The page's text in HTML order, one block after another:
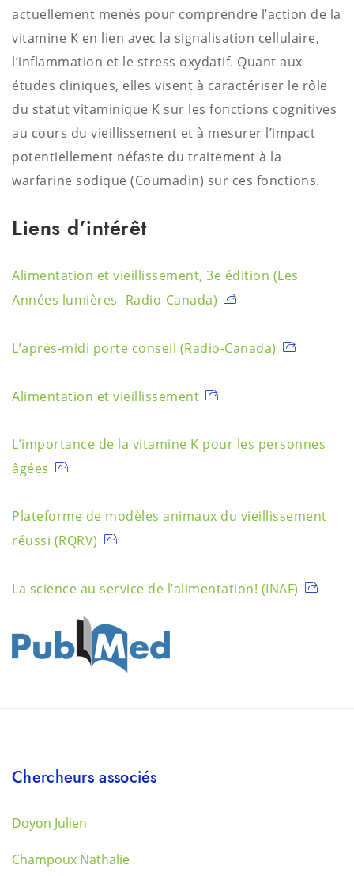
actuellement menés pour comprendre l’action de la
vitamine K en lien avec la signalisation cellulaire,
l’inflammation et le stress oxydatif. Quant aux
études cliniques, elles visent à caractériser le rôle
du statut vitaminique K sur les fonctions cognitives
au cours du vieillissement et à mesurer l’impact
potentiellement néfaste du traitement à la
warfarine sodique (Coumadin) sur ces fonctions.
Liens d’intérêt
Alimentation et vieillissement, 3e édition (Les
Années lumières -Radio-Canada)
L’après-midi porte conseil (Radio-Canada)
Alimentation et vieillissement
L’importance de la vitamine K pour les personnes
âgées
Plateforme de modèles animaux du vieillissement
réussi (RQRV)
La science au service de l’alimentation! (INAF)
Chercheurs associés
Doyon Julien
Champoux Nathalie